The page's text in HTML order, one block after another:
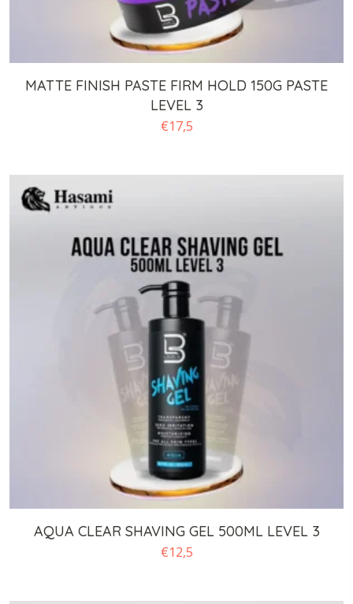
MATTE FINISH PASTE FIRM HOLD 150G PASTE
LEVEL 3
€17,5
AQUA CLEAR SHAVING GEL 500ML LEVEL 3
€12,5